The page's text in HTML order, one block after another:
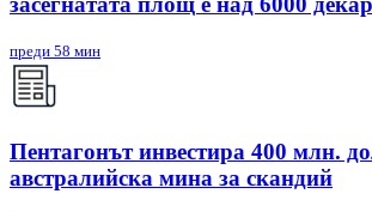
преди 58 мин
Пентагонът инвестира 400 млн.
австралийска мина за скандий